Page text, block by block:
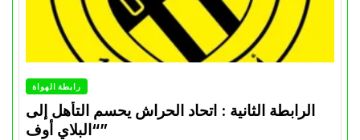
رابطة الهواة
الرابطة الثانية : اتحاد الحراش يحسم التأهل إلى
“البلاي أوف”